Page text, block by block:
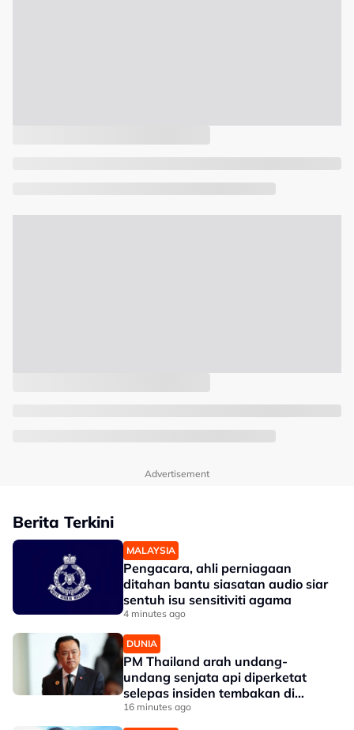
Advertisement
Berita Terkini
MALAYSIA
Pengacara, ahli perniagaan
ditahan bantu siasatan audio siar
sentuh isu sensitiviti agama
4 minutes ago
DUNIA
PM Thailand arah undang-
undang senjata api diperketat
selepas insiden tembakan di
sekolah
16 minutes ago